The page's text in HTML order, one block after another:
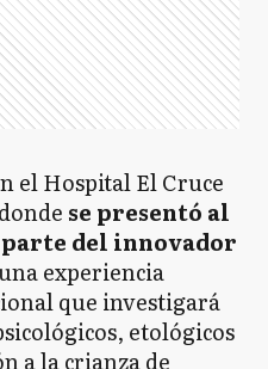
el Hospital El Cruce
se presentó al
del innovador
experiencia
que investigará
etológicos
a la crianza de